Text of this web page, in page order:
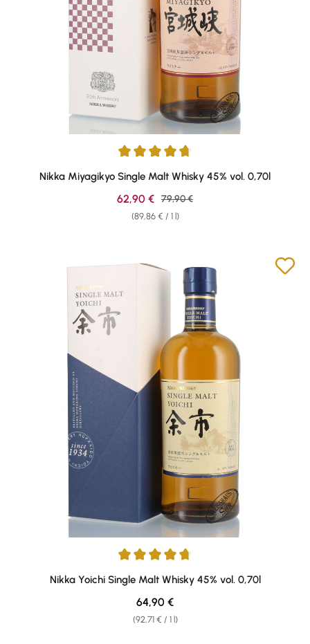
Average rating of 4.83 out of 5 stars
Nikka Miyagikyo Single Malt Whisky 45% vol. 0,70l
(89,86 € / 1 l)
Sale price:
62,90 € Regular price:
79,90 €
Average rating of 4.75 out of 5 stars
Nikka Yoichi Single Malt Whisky 45% vol. 0,70l
(92,71 € / 1 l)
Regular price:
64,90 €